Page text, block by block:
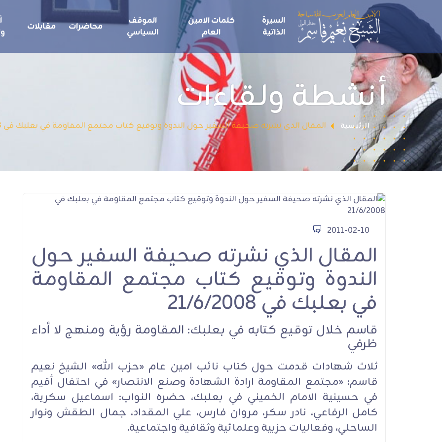
السيرة
الذاتية
كلمات الامين
العام
الموقف
السياسي
محاضرات مقابلات
أنشطة ولقاءات
الرئيسية المقال الذي نشرته صحيفة السفير حول الندوة وتوقيع كتاب مجتمع المقاومة في بعلبك في 21/6/2008
2011-02-10
المقال الذي نشرته صحيفة السفير حول
الندوة وتوقيع كتاب مجتمع المقاومة
في بعلبك في 21/6/2008
قاسم خلال توقيع كتابه في بعلبك: المقاومة رؤية ومنهج لا أداء
ظرفي
ثلاث شهادات قدمت حول كتاب نائب امين عام «حزب الله» الشيخ نعيم
قاسم: «مجتمع المقاومة ارادة الشهادة وصنع الانتصار» في احتفال أقيم
في حسينية الامام الخميني في بعلبك، حضره النواب: اسماعيل سكرية،
كامل الرفاعي، نادر سكر، مروان فارس، علي المقداد، جمال الطقش ونوار
الساحلي، وفعاليات حزبية وعلمائية وثقافية واجتماعية.
العزة والشرف
أنشطة ولقاءات
رحيل الإمام الخميني(قده):
لا نقبل بأي ربط بين وجود
المقاومة وبين وقف
العدوان وانسحاب إسرائيل
أنشطة ولقاءات
تبريك للقائد الحية: إنَّنا
في قيادتكم وأنتم
التاريخ الجهادي
لعقود وأبو الشهداء
أنشطة ولقاءات